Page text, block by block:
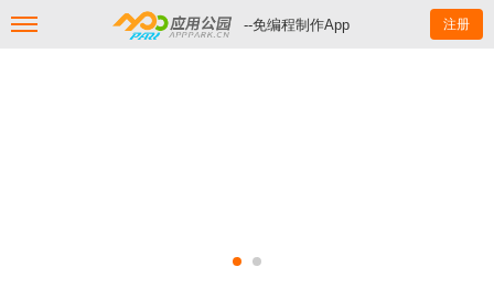
--免编程制作App 注册